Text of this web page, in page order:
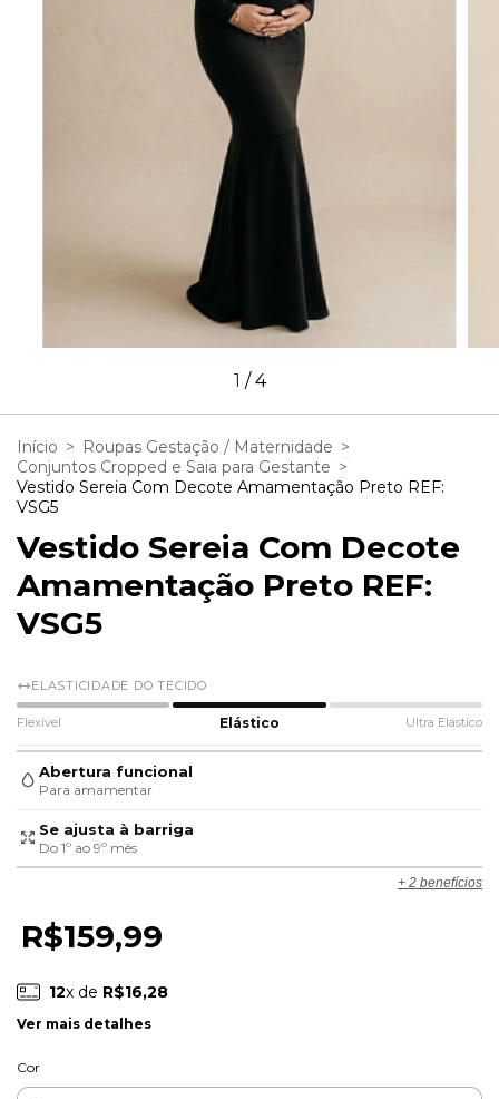
1 /4
Início > Roupas Gestação / Maternidade >
Conjuntos Cropped e Saia para Gestante >
Vestido Sereia Com Decote Amamentação Preto REF:
VSG5
Vestido Sereia Com Decote
Amamentação Preto REF:
VSG5
ELASTICIDADE DO TECIDO
Flexível Elástico Ultra Elástico
Abertura funcional
Para amamentar
Se ajusta à barriga
Do 1º ao 9º mês
+ 2 benefícios
R$159,99
12x de R$16,28
Ver mais detalhes
Cor